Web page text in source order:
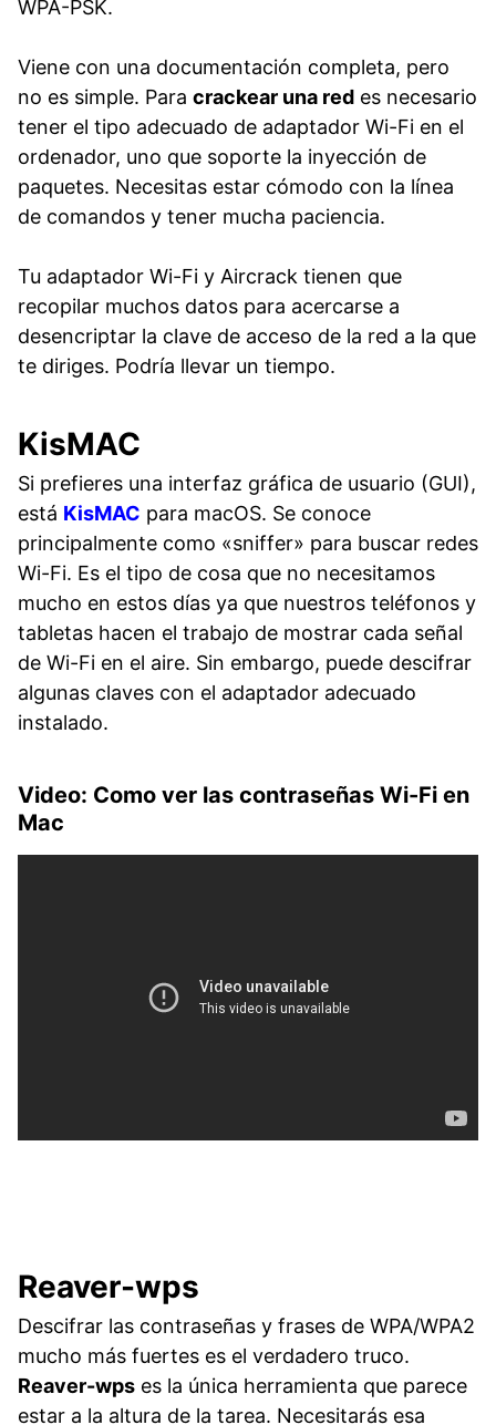
WPA-PSK.
Viene con una documentación completa, pero
no es simple. Para crackear una red es necesario
tener el tipo adecuado de adaptador Wi-Fi en el
ordenador, uno que soporte la inyección de
paquetes. Necesitas estar cómodo con la línea
de comandos y tener mucha paciencia.
Tu adaptador Wi-Fi y Aircrack tienen que
recopilar muchos datos para acercarse a
desencriptar la clave de acceso de la red a la que
te diriges. Podría llevar un tiempo.
KisMAC
Si prefieres una interfaz gráfica de usuario (GUI),
está KisMAC para macOS. Se conoce
principalmente como «sniffer» para buscar redes
Wi-Fi. Es el tipo de cosa que no necesitamos
mucho en estos días ya que nuestros teléfonos y
tabletas hacen el trabajo de mostrar cada señal
de Wi-Fi en el aire. Sin embargo, puede descifrar
algunas claves con el adaptador adecuado
instalado.
Video: Como ver las contraseñas Wi-Fi en
Mac
Reaver-wps
Descifrar las contraseñas y frases de WPA/WPA2
mucho más fuertes es el verdadero truco.
Reaver-wps es la única herramienta que parece
estar a la altura de la tarea. Necesitarás esa